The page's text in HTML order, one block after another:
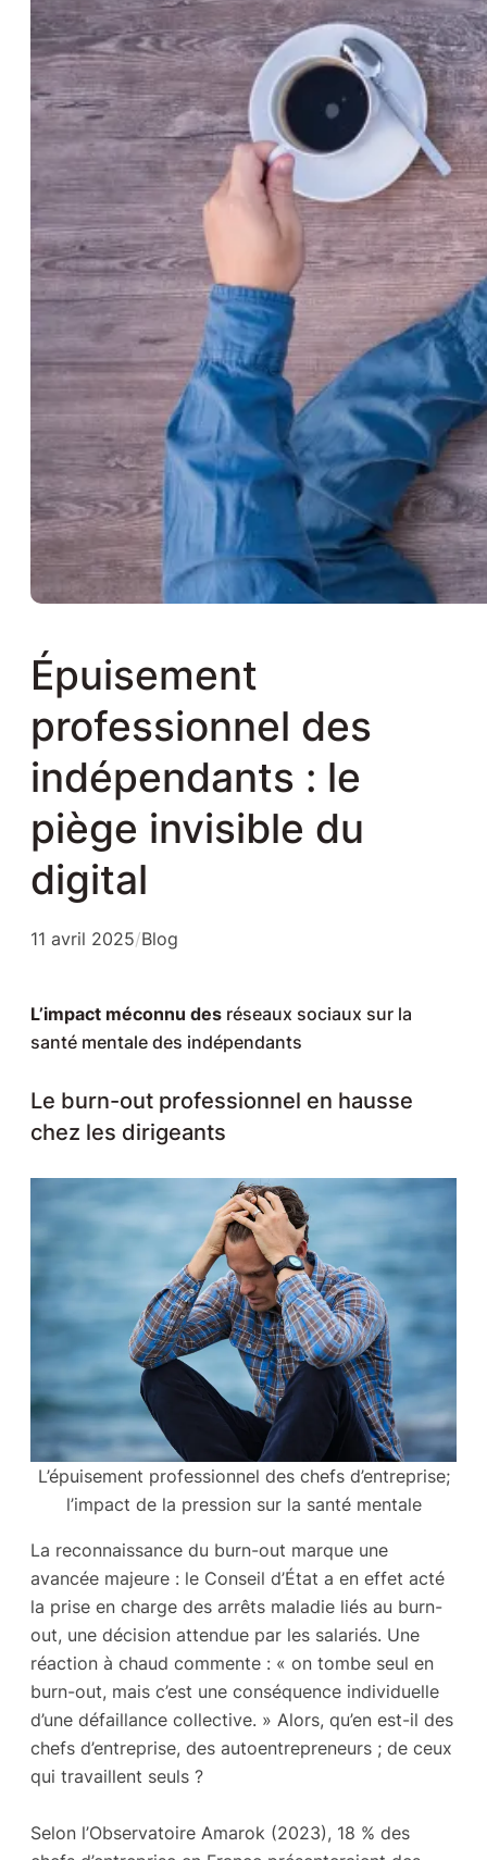
Épuisement
professionnel des
indépendants : le
piège invisible du
digital
11 avril 2025/Blog
L’impact méconnu des réseaux sociaux sur la
santé mentale des indépendants
Le burn-out professionnel en hausse
chez les dirigeants
L’épuisement professionnel des chefs d’entreprise;
l’impact de la pression sur la santé mentale
La reconnaissance du burn-out marque une
avancée majeure : le Conseil d’État a en effet acté
la prise en charge des arrêts maladie liés au burn-
out, une décision attendue par les salariés. Une
réaction à chaud commente : « on tombe seul en
burn-out, mais c’est une conséquence individuelle
d’une défaillance collective. » Alors, qu’en est-il des
chefs d’entreprise, des autoentrepreneurs ; de ceux
qui travaillent seuls ?
Selon l’Observatoire Amarok (2023), 18 % des